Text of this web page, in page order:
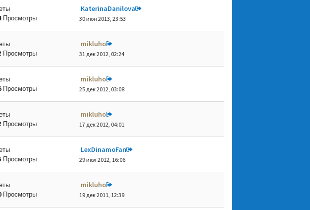
Просмотры
KaterinaDanilova
30 июн 2013, 23:53
Просмотры
mikluho
31 дек 2012, 02:24
Просмотры
mikluho
25 дек 2012, 03:08
Просмотры
mikluho
17 дек 2012, 04:01
Просмотры
LexDinamoFan
29 июл 2012, 16:06
Просмотры
mikluho
19 дек 2011, 12:39